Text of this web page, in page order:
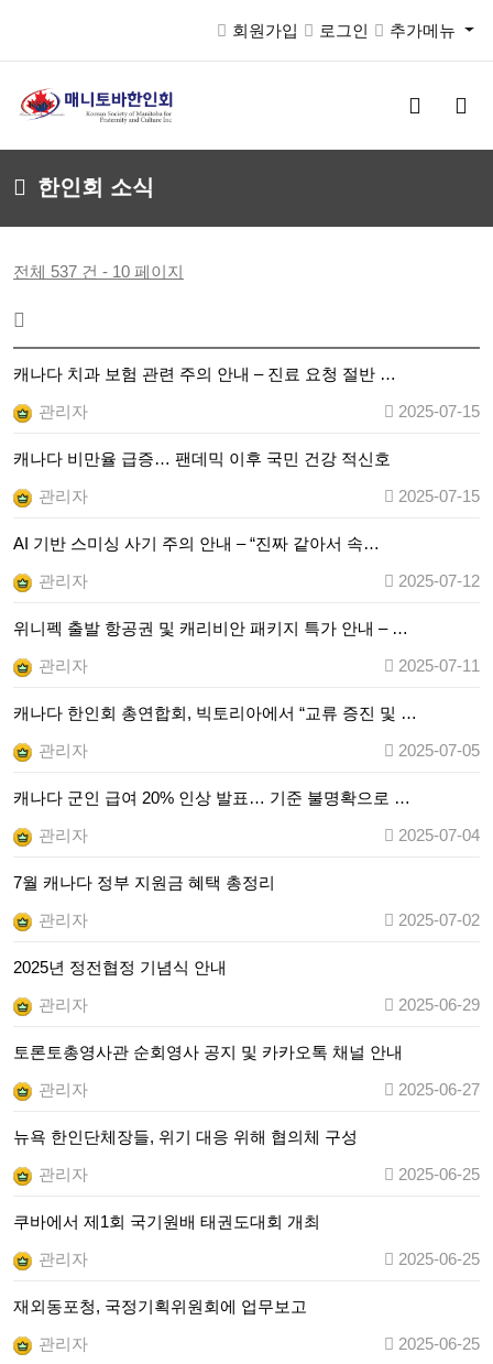
회원가입 로그인 추가메뉴
검
버
메
버
한인회 소식
전체 537 건 - 10 페이지
캐나다 치과 보험 관련 주의 안내 – 진료 요청 절반 …
관리자
2025-07-15
캐나다 비만율 급증… 팬데믹 이후 국민 건강 적신호
관리자
2025-07-15
AI 기반 스미싱 사기 주의 안내 – “진짜 같아서 속…
관리자
2025-07-12
위니펙 출발 항공권 및 캐리비안 패키지 특가 안내 – …
관리자
2025-07-11
캐나다 한인회 총연합회, 빅토리아에서 “교류 증진 및 …
관리자
2025-07-05
캐나다 군인 급여 20% 인상 발표… 기준 불명확으로 …
관리자
2025-07-04
7월 캐나다 정부 지원금 혜택 총정리
관리자
2025-07-02
2025년 정전협정 기념식 안내
관리자
2025-06-29
토론토총영사관 순회영사 공지 및 카카오톡 채널 안내
관리자
2025-06-27
뉴욕 한인단체장들, 위기 대응 위해 협의체 구성
관리자
2025-06-25
쿠바에서 제1회 국기원배 태권도대회 개최
관리자
2025-06-25
재외동포청, 국정기획위원회에 업무보고
관리자
2025-06-25